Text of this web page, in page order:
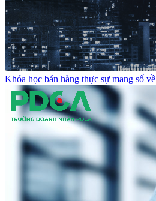
Khóa học bán hàng thực sự mang số về